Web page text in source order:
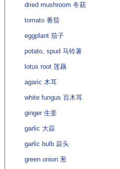
dried mushroom 冬菇
tomato 番茄
eggplant 茄子
potato, spud 马铃薯
lotus root 莲藕
agaric 木耳
white fungus 百木耳
ginger 生姜
garlic 大蒜
garlic bulb 蒜头
green onion 葱